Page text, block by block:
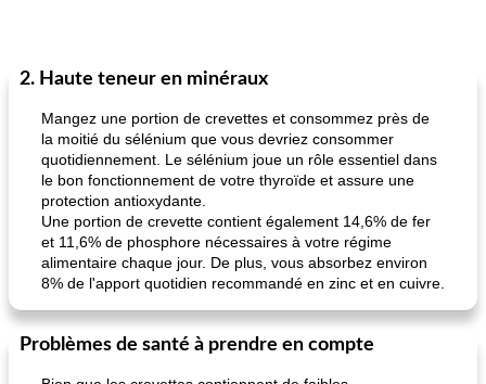
2. Haute teneur en minéraux
Mangez une portion de crevettes et consommez près de
la moitié du sélénium que vous devriez consommer
quotidiennement. Le sélénium joue un rôle essentiel dans
le bon fonctionnement de votre thyroïde et assure une
protection antioxydante.
Une portion de crevette contient également 14,6% de fer
et 11,6% de phosphore nécessaires à votre régime
alimentaire chaque jour. De plus, vous absorbez environ
8% de l'apport quotidien recommandé en zinc et en cuivre.
Problèmes de santé à prendre en compte